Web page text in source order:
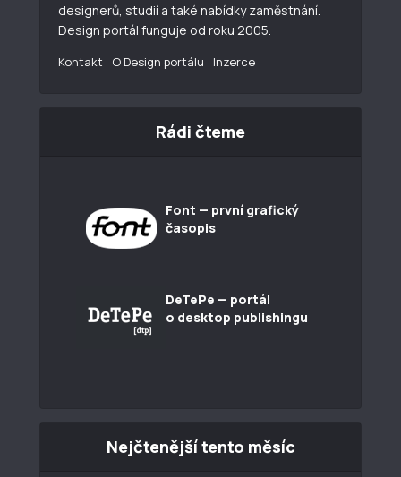
designerů, studií a také nabídky zaměstnání.
Design portál funguje od roku 2005.
Kontakt O Design portálu Inzerce
Rádi čteme
Font — první grafický
časopis
DeTePe — portál
o desktop publishingu
Nejčtenější tento měsíc